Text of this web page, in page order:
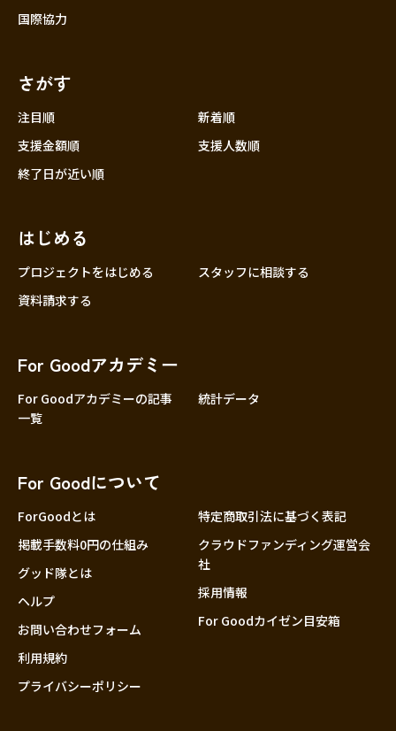
国際協力
さがす
注目順
新着順
支援金額順
支援人数順
終了日が近い順
はじめる
プロジェクトをはじめる
スタッフに相談する
資料請求する
For Goodアカデミー
For Goodアカデミーの記事
一覧
統計データ
For Goodについて
ForGoodとは
掲載手数料0円の仕組み
グッド隊とは
ヘルプ
お問い合わせフォーム
利用規約
プライバシーポリシー
特定商取引法に基づく表記
クラウドファンディング運営会
社
採用情報
For Goodカイゼン目安箱